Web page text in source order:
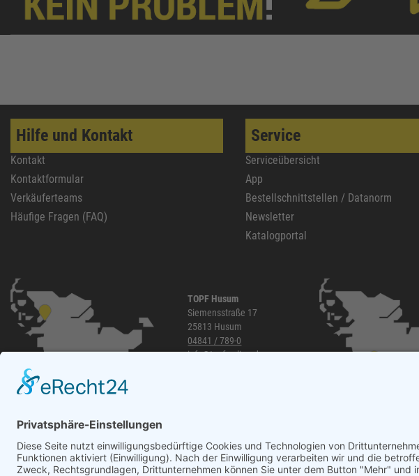
Hilfe und Kontakt
Kontakt
Kontaktformular
Verkäuferteams
Häufige Fragen (FAQ)
Service
Serviceübersicht
App
Bestellschnittstellen / Datanorm
Newsletter
Katalogportal
TOPF Husum
Siemensstraße 17
25813 Husum
04841 / 789-0
info@topf-online.de